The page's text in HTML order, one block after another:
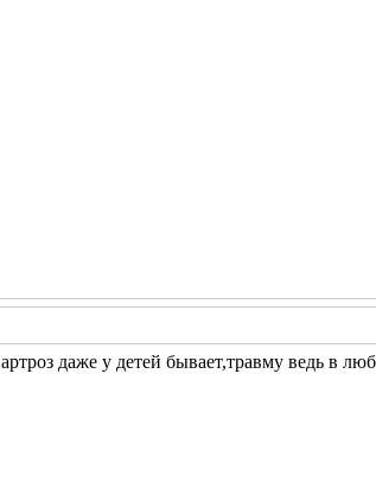
артроз даже у детей бывает,травму ведь в